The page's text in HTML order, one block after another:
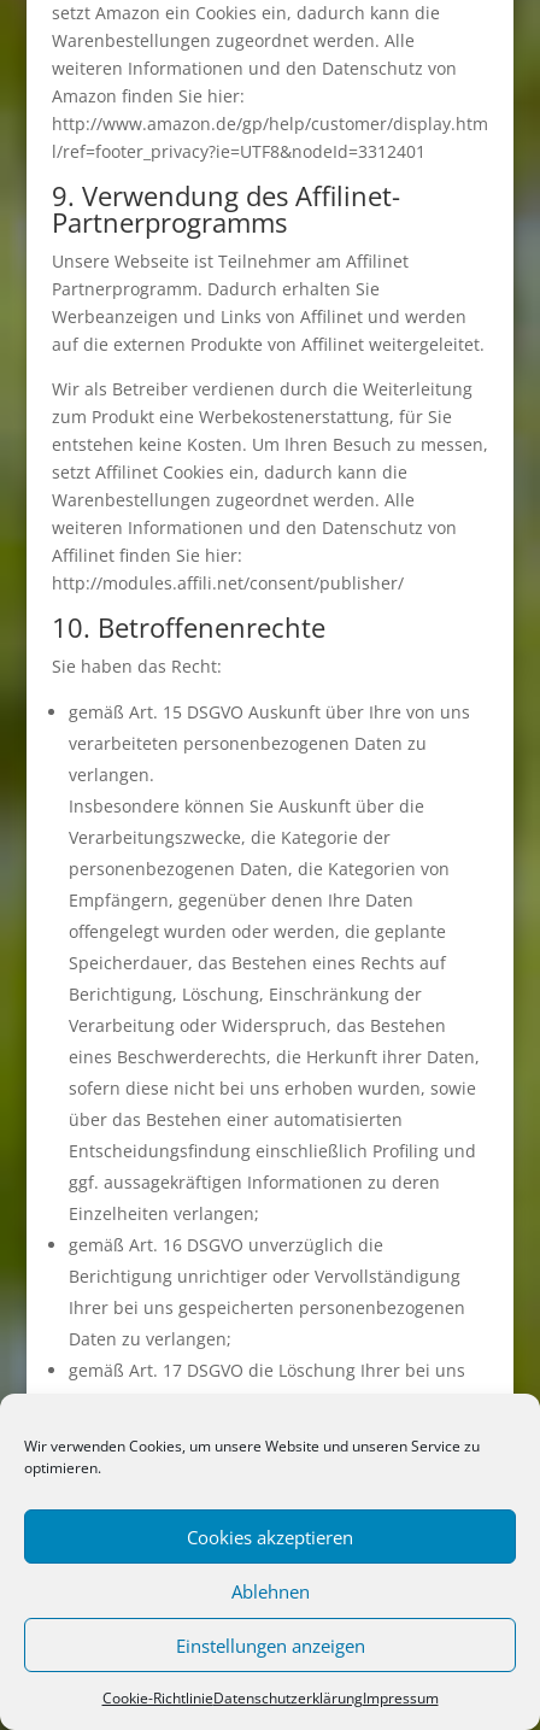
Wir verwenden Cookies, um unsere Website und unseren Service zu
optimieren.
Cookies akzeptieren
Ablehnen
Einstellungen anzeigen
Cookie-RichtlinieDatenschutzerklärungImpressum
setzt Amazon ein Cookies ein, dadurch kann die
Warenbestellungen zugeordnet werden. Alle
weiteren Informationen und den Datenschutz von
Amazon finden Sie hier:
http://www.amazon.de/gp/help/customer/display.htm
l/ref=footer_privacy?ie=UTF8&nodeId=3312401
9. Verwendung des Affilinet-
Partnerprogramms
Unsere Webseite ist Teilnehmer am Affilinet
Partnerprogramm. Dadurch erhalten Sie
Werbeanzeigen und Links von Affilinet und werden
auf die externen Produkte von Affilinet weitergeleitet.
Wir als Betreiber verdienen durch die Weiterleitung
zum Produkt eine Werbekostenerstattung, für Sie
entstehen keine Kosten. Um Ihren Besuch zu messen,
setzt Affilinet Cookies ein, dadurch kann die
Warenbestellungen zugeordnet werden. Alle
weiteren Informationen und den Datenschutz von
Affilinet finden Sie hier:
http://modules.affili.net/consent/publisher/
10. Betroffenenrechte
Sie haben das Recht:
gemäß Art. 15 DSGVO Auskunft über Ihre von uns
verarbeiteten personenbezogenen Daten zu
verlangen.
Insbesondere können Sie Auskunft über die
Verarbeitungszwecke, die Kategorie der
personenbezogenen Daten, die Kategorien von
Empfängern, gegenüber denen Ihre Daten
offengelegt wurden oder werden, die geplante
Speicherdauer, das Bestehen eines Rechts auf
Berichtigung, Löschung, Einschränkung der
Verarbeitung oder Widerspruch, das Bestehen
eines Beschwerderechts, die Herkunft ihrer Daten,
sofern diese nicht bei uns erhoben wurden, sowie
über das Bestehen einer automatisierten
Entscheidungsfindung einschließlich Profiling und
ggf. aussagekräftigen Informationen zu deren
Einzelheiten verlangen;
gemäß Art. 16 DSGVO unverzüglich die
Berichtigung unrichtiger oder Vervollständigung
Ihrer bei uns gespeicherten personenbezogenen
Daten zu verlangen;
gemäß Art. 17 DSGVO die Löschung Ihrer bei uns
Ausübung des Rechts auf freie Meinungsäußerung
Verpflichtung, aus Gründen des öffentlichen
Interesses oder zur Geltendmachung, Ausübung
oder Verteidigung von Rechtsansprüchen
erforderlich ist;
gemäß Art. 18 DSGVO die Einschränkung der
verlangen, soweit die Richtigkeit der Daten von